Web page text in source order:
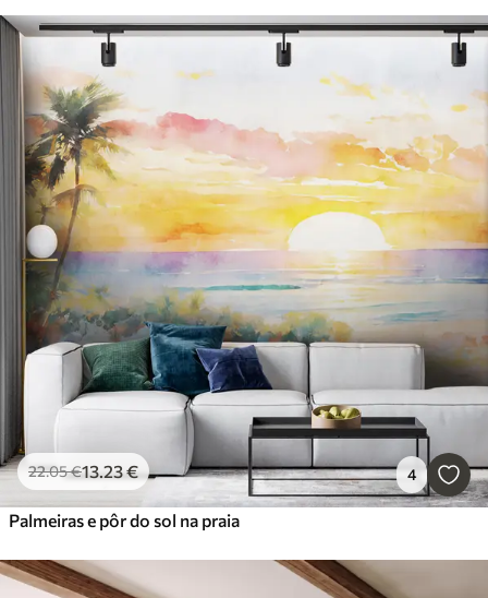
22.05€13.23€ 4
Palmeiras e pôr do sol na praia